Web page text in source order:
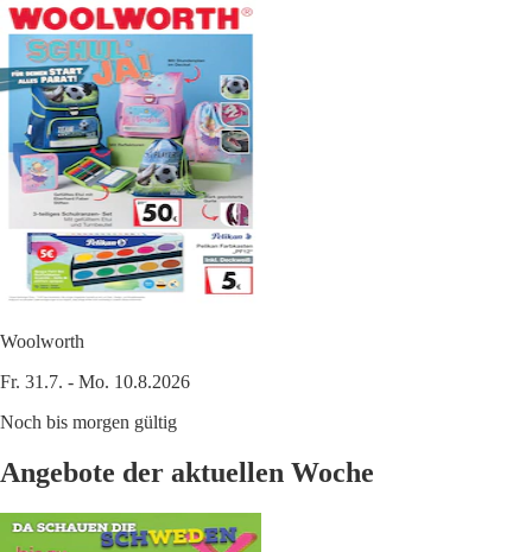
Woolworth
Fr. 31.7. - Mo. 10.8.2026
Noch bis morgen gültig
Angebote der aktuellen Woche